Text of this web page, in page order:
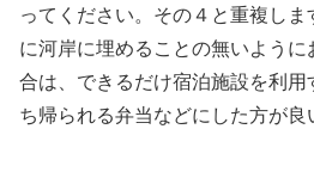
ってください。その４と重複し
に河岸に埋めることの無いよう
合は、できるだけ宿泊施設を利
ち帰られる弁当などにした方が良